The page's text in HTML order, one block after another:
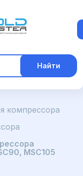
Найти
компрессора
MSC105